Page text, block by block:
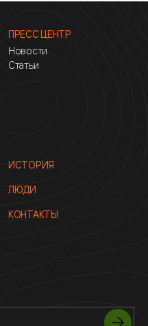
ПРЕСС ЦЕНТР
Новости
Статьи
ИСТОРИЯ
ЛЮДИ
КОНТАКТЫ